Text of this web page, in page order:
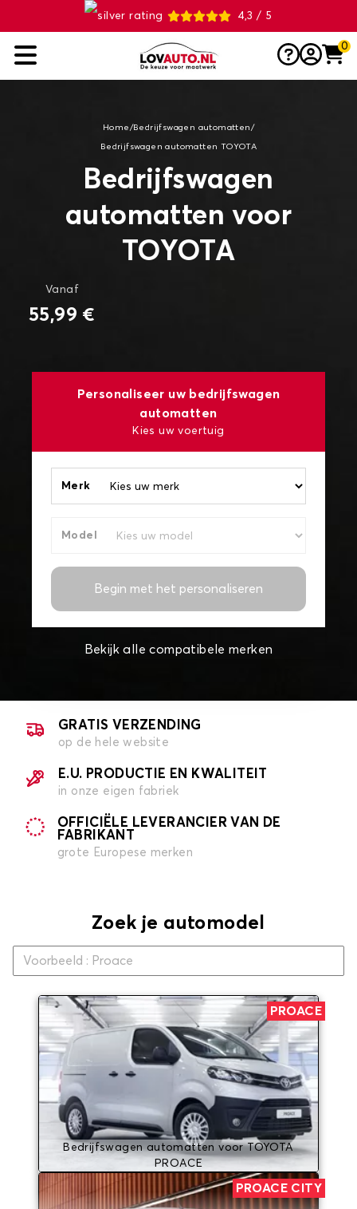
4,3 / 5
0
Home / Bedrijfswagen automatten /
Bedrijfswagen automatten TOYOTA
Bedrijfswagen
automatten voor
TOYOTA
Vanaf
55,99 €
Personaliseer uw bedrijfswagen
automatten
Kies uw voertuig
Merk
Model
Begin met het personaliseren
Bekijk alle compatibele merken
GRATIS VERZENDING
op de hele website
E.U. PRODUCTIE EN KWALITEIT
in onze eigen fabriek
OFFICIËLE LEVERANCIER VAN DE
FABRIKANT
grote Europese merken
Zoek je automodel
PROACE
Bedrijfswagen automatten voor TOYOTA
PROACE
PROACE CITY